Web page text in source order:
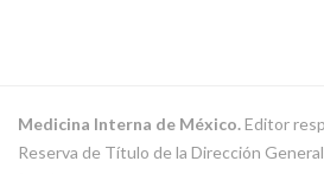
Medicina Interna de México.Editor
Reserva de Título de la Dirección